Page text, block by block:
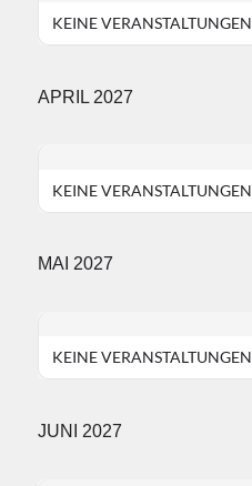
KEINE VERANSTALTUNGEN
APRIL 2027
KEINE VERANSTALTUNGEN
MAI 2027
KEINE VERANSTALTUNGEN
JUNI 2027